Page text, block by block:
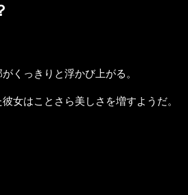
くっきりと浮かび上がる。
女はことさら美しさを増すようだ。